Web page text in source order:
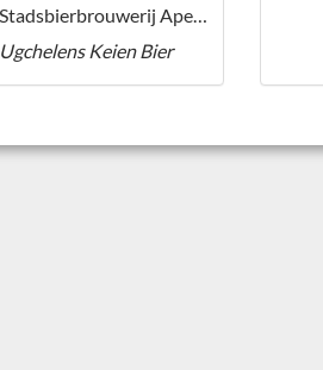
Stadsbierbrouwerij Apeldoorn
Ugchelens Keien Bier